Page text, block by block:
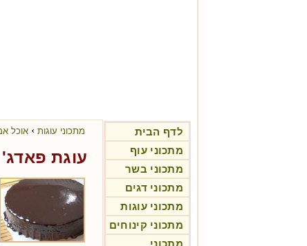
לדף הבית
מתכוני עוף
מתכוני בשר
מתכוני דגים
מתכוני עוגות
מתכוני קינוחים
מתכוני
מתכוני עוגות › אוכל
עוגת